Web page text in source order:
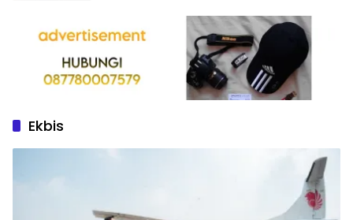
Ekbis